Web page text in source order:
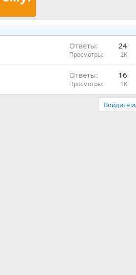
Ответы 24
Просмотры 2K
Ответы 16
Просмотры 1K
Войдите